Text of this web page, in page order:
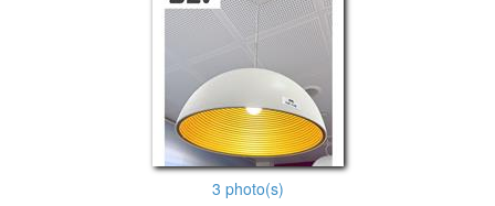
3 photo(s)